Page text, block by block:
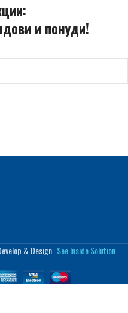
и понуди!
& Design See Inside Solution